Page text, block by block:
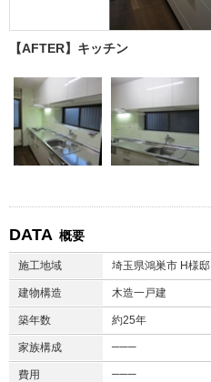
【AFTER】キッチン
DATA 概要
施工地域 埼玉県鴻巣市 H様邸
建物構造 木造一戸建
築年数 約25年
家族構成 ───
費用 ───